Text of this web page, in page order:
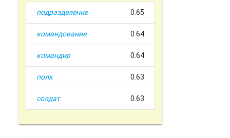
подразделение 0.65
командование 0.64
командир 0.64
полк 0.63
солдат 0.63